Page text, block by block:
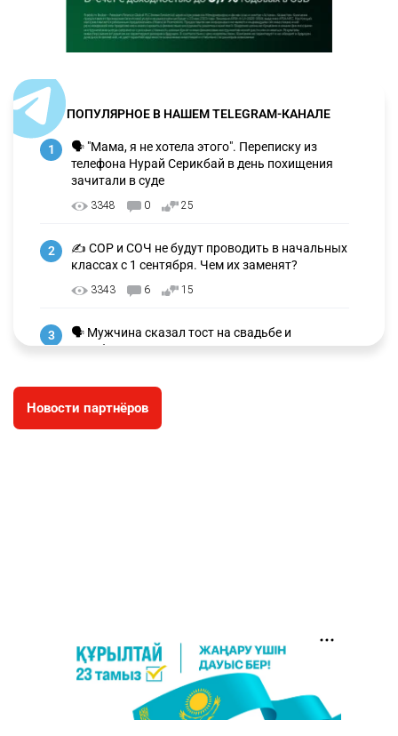
ПОПУЛЯРНОЕ В НАШЕМ TELEGRAM-КАНАЛЕ
1
🗣 "Мама, я не хотела этого". Переписку из
телефона Нурай Серикбай в день похищения
зачитали в суде
3348 0 25
2
✍️ СОР и СОЧ не будут проводить в начальных
классах с 1 сентября. Чем их заменят?
3343 6 15
3
🗣 Мужчина сказал тост на свадьбе и
заработал уголовное дело
🐏 Скота больше, а мясо дороже. Почему в
Казахстане продолжают расти цены на
2800 2
🇫🇷 Клуб ПСЖ объявил об открытии своей
футбольной академии в Астане
Новости партнёров